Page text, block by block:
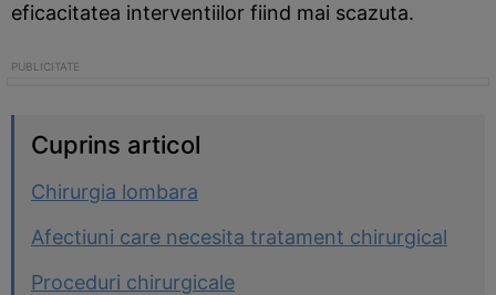
eficacitatea interventiilor fiind mai scazuta.
Cuprins articol
Chirurgia lombara
Afectiuni care necesita tratament chirurgical
Proceduri chirurgicale